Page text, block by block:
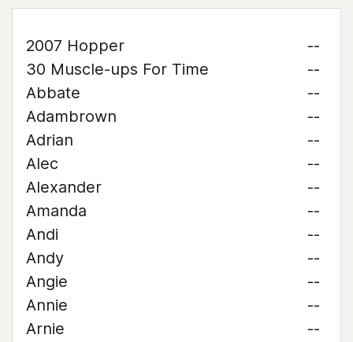
2007 Hopper
--
30 Muscle-ups For Time
--
Abbate
--
Adambrown
--
Adrian
--
Alec
--
Alexander
--
Amanda
--
Andi
--
Andy
--
Angie
--
Annie
--
Arnie
--